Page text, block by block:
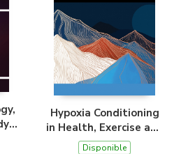
Hypoxia Conditioning
in Health, Exercise and
Sport
Disponible